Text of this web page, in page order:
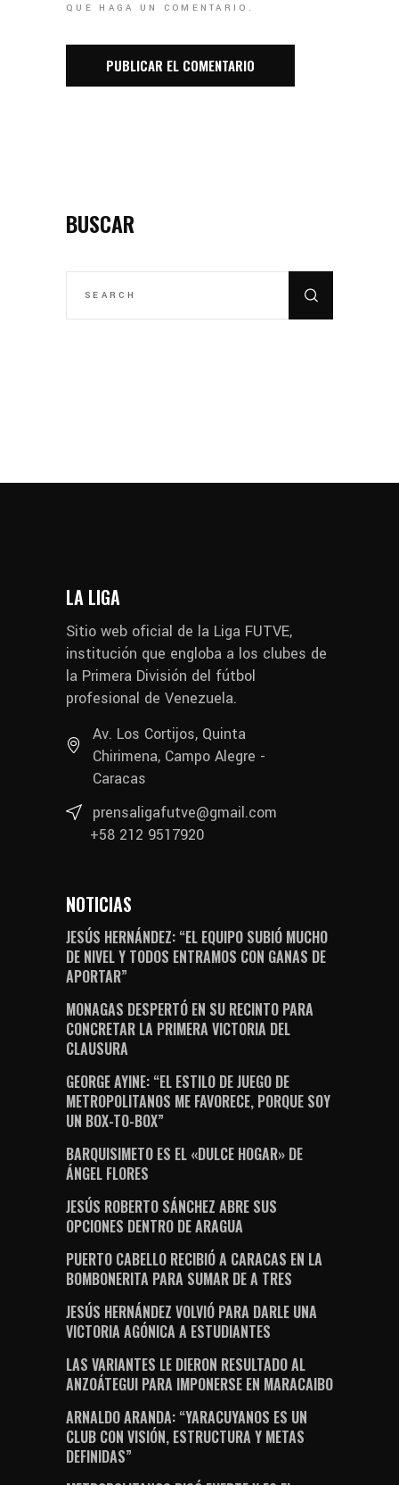
QUE HAGA UN COMENTARIO.
BUSCAR
LA LIGA
Sitio web oficial de la Liga FUTVE,
institución que engloba a los clubes de
la Primera División del fútbol
profesional de Venezuela.
Av. Los Cortijos, Quinta
Chirimena, Campo Alegre -
Caracas
prensaligafutve@gmail.com
+58 212 9517920
NOTICIAS
JESÚS HERNÁNDEZ: “EL EQUIPO SUBIÓ MUCHO
DE NIVEL Y TODOS ENTRAMOS CON GANAS DE
APORTAR”
MONAGAS DESPERTÓ EN SU RECINTO PARA
CONCRETAR LA PRIMERA VICTORIA DEL
CLAUSURA
GEORGE AYINE: “EL ESTILO DE JUEGO DE
METROPOLITANOS ME FAVORECE, PORQUE SOY
UN BOX-TO-BOX”
BARQUISIMETO ES EL «DULCE HOGAR» DE
ÁNGEL FLORES
JESÚS ROBERTO SÁNCHEZ ABRE SUS
OPCIONES DENTRO DE ARAGUA
PUERTO CABELLO RECIBIÓ A CARACAS EN LA
BOMBONERITA PARA SUMAR DE A TRES
JESÚS HERNÁNDEZ VOLVIÓ PARA DARLE UNA
VICTORIA AGÓNICA A ESTUDIANTES
LAS VARIANTES LE DIERON RESULTADO AL
ANZOÁTEGUI PARA IMPONERSE EN MARACAIBO
ARNALDO ARANDA: “YARACUYANOS ES UN
CLUB CON VISIÓN, ESTRUCTURA Y METAS
DEFINIDAS”